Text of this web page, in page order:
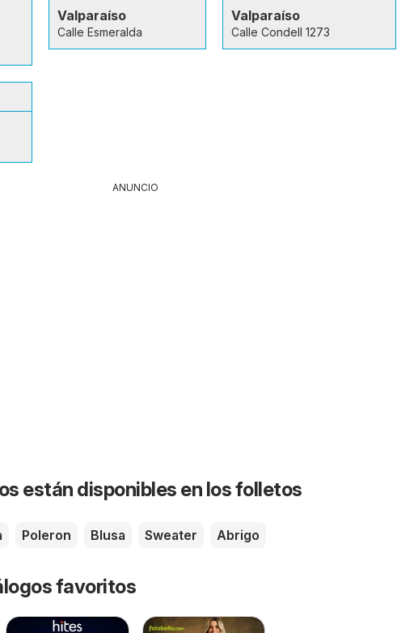
Valparaíso
Calle Esmeralda
Valparaíso
Calle Condell 1273
ANUNCIO
están disponibles en los folletos
Poleron Blusa Sweater Abrigo
favoritos